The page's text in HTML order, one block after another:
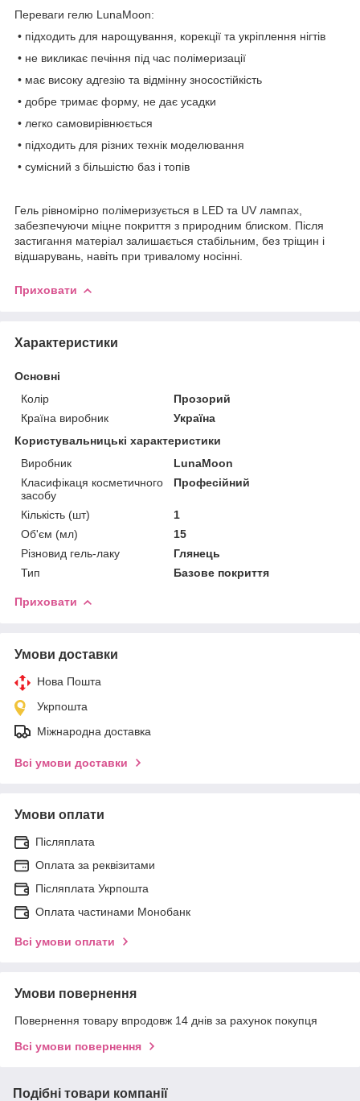
Переваги гелю LunaMoon:
• підходить для нарощування, корекції та укріплення нігтів
• не викликає печіння під час полімеризації
• має високу адгезію та відмінну зносостійкість
• добре тримає форму, не дає усадки
• легко самовирівнюється
• підходить для різних технік моделювання
• сумісний з більшістю баз і топів
Гель рівномірно полімеризується в LED та UV лампах,
забезпечуючи міцне покриття з природним блиском. Після
застигання матеріал залишається стабільним, без тріщин і
відшарувань, навіть при тривалому носінні.
Приховати
Характеристики
Основні
Колір
Прозорий
Країна виробник
Україна
Користувальницькі характеристики
Виробник
LunaMoon
Класифікаця косметичного
засобу
Професійний
Кількість (шт)
1
Об'єм (мл)
15
Різновид гель-лаку
Глянець
Тип
Базове покриття
Приховати
Умови доставки
Нова Пошта
Укрпошта
Міжнародна доставка
Всі умови доставки
Умови оплати
Післяплата
Оплата за реквізитами
Післяплата Укрпошта
Оплата частинами Монобанк
Всі умови оплати
Умови повернення
Повернення товару впродовж 14 днів за рахунок покупця
Всі умови повернення
Подібні товари компанії